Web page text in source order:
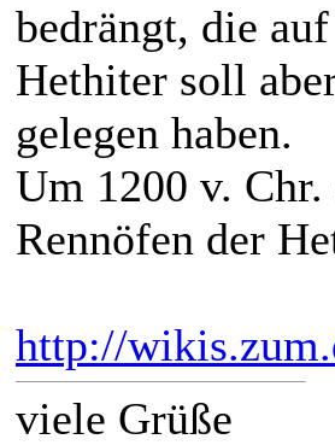
bedrängt, die
Hethiter soll
gelegen haben.
Um 1200 v.
Rennöfen der
http://
viele Grüße